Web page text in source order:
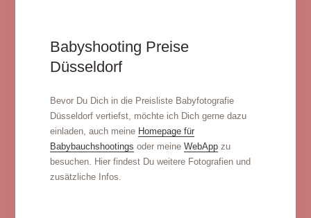
Babyshooting Preise
Düsseldorf
Bevor Du Dich in die Preisliste Babyfotografie
Düsseldorf vertiefst, möchte ich Dich gerne dazu
einladen, auch meine Homepage für
Babybauchshootings oder meineWebApp zu
besuchen. Hier findest Du weitere Fotografien und
zusätzliche Infos.